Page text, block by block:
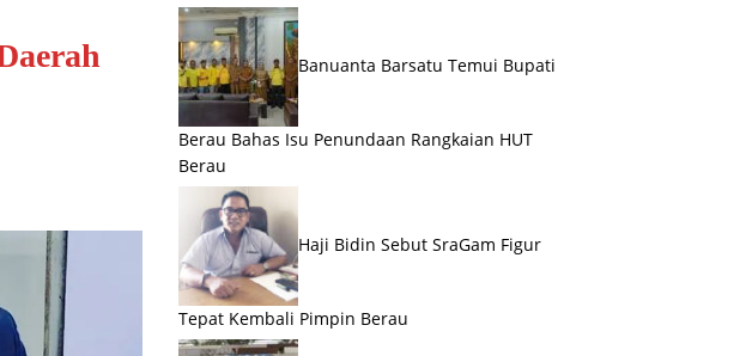
Banuanta Barsatu Temui Bupati
Berau Bahas Isu Penundaan Rangkaian HUT
Berau
Haji Bidin Sebut SraGam Figur
Tepat Kembali Pimpin Berau